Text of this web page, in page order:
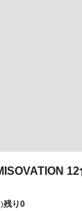
残り0